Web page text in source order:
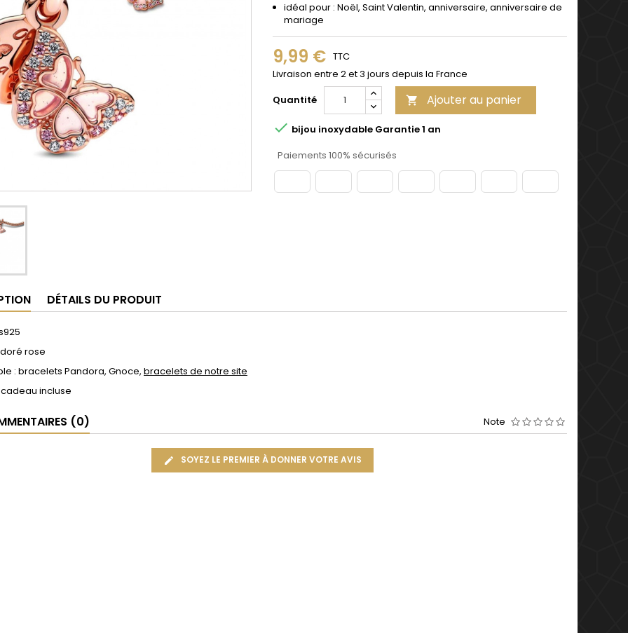
idéal pour : Noël, Saint Valentin, anniversaire, anniversaire de
mariage
9,99 € TTC
Livraison entre 2 et 3 jours depuis la France
Quantité
 Ajouter au panier
 bijou inoxydable Garantie 1 an
Paiements 100% sécurisés
DÉTAILS DU PRODUIT
rose
: bracelets Pandora, Gnoce, bracelets de notre site
incluse
(0) Note
SOYEZ LE PREMIER À DONNER VOTRE AVIS